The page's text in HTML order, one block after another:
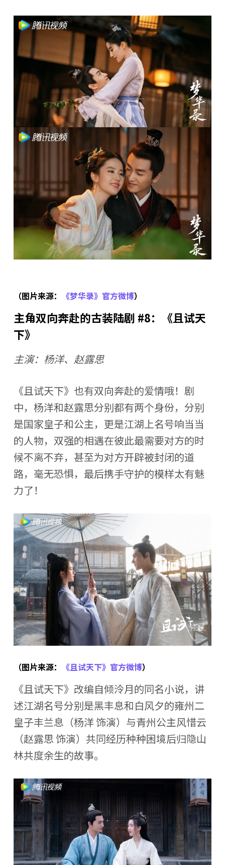
（图片来源： 《梦华录》官方微博）
主角双向奔赴的古装陆剧 #8：《且试天
下》
主演：杨洋、赵露思
《且试天下》也有双向奔赴的爱情哦！剧
中，杨洋和赵露思分别都有两个身份，分别
是国家皇子和公主，更是江湖上名号响当当
的人物，双强的相遇在彼此最需要对方的时
候不离不弃，甚至为对方开辟被封闭的道
路，毫无恐惧，最后携手守护的模样太有魅
力了！
（图片来源： 《且试天下》官方微博）
《且试天下》改编自倾泠月的同名小说，讲
述江湖名号分别是黑丰息和白风夕的雍州二
皇子丰兰息（杨洋 饰演）与青州公主风惜云
（赵露思 饰演）共同经历种种困境后归隐山
林共度余生的故事。